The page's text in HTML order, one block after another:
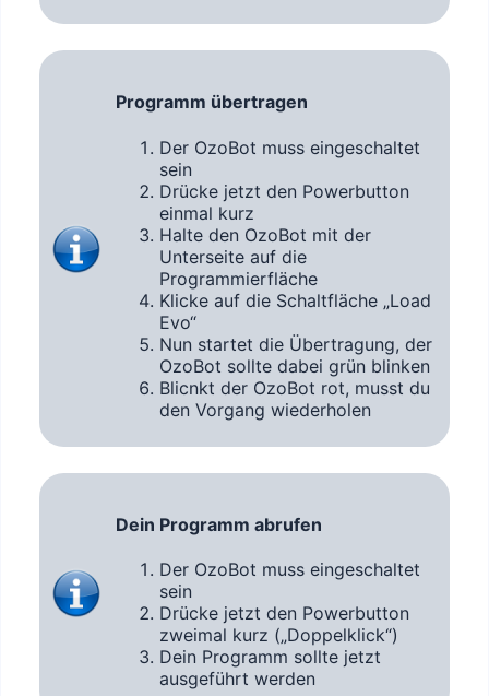
Programm übertragen
Der OzoBot muss eingeschaltet
sein
Drücke jetzt den Powerbutton
einmal kurz
Halte den OzoBot mit der
Unterseite auf die
Programmierfläche
Klicke auf die Schaltfläche „Load
Evo“
Nun startet die Übertragung, der
OzoBot sollte dabei grün blinken
Blicnkt der OzoBot rot, musst du
den Vorgang wiederholen
Dein Programm abrufen
Der OzoBot muss eingeschaltet
sein
Drücke jetzt den Powerbutton
zweimal kurz („Doppelklick“)
Dein Programm sollte jetzt
ausgeführt werden